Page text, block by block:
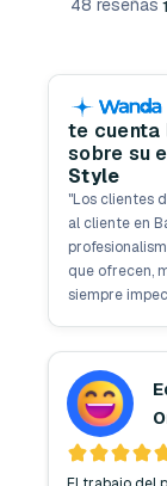
48 reseñas 1
te cuenta
sobre su
Style
"Los clientes
al cliente en
que ofrecen,
siempre